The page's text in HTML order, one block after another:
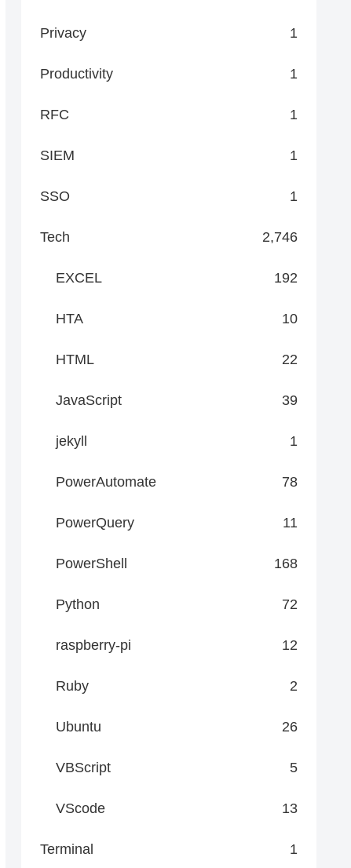
x-www-form-urlencoded" -Body $body
Privacy 1
Productivity 1
RFC 1
SIEM 1
SSO 1
Tech 2,746
EXCEL 192
HTA 10
HTML 22
JavaScript 39
jekyll 1
PowerAutomate 78
PowerQuery 11
PowerShell 168
Python 72
raspberry-pi 12
Ruby 2
Ubuntu 26
VBScript 5
VScode 13
Terminal 1